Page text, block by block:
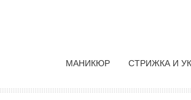
МАНИКЮР СТРИЖКА И